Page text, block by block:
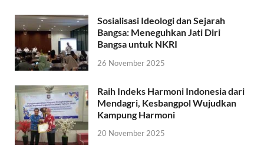
Sosialisasi Ideologi dan Sejarah
Bangsa: Meneguhkan Jati Diri
Bangsa untuk NKRI
26 November 2025
Raih Indeks Harmoni Indonesia dari
Mendagri, Kesbangpol Wujudkan
Kampung Harmoni
20 November 2025